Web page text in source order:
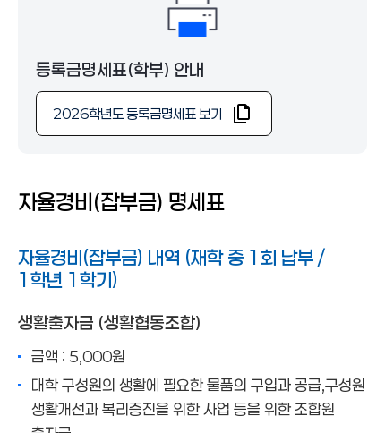
등록금명세표(학부) 안내
2026학년도 등록금명세표 보기
자율경비(잡부금) 명세표
자율경비(잡부금) 내역 (재학 중 1회 납부 /
1학년 1학기)
생활출자금 (생활협동조합)
금액 : 5,000원
대학 구성원의 생활에 필요한 물품의 구입과 공급,구성원
생활개선과 복리증진을 위한 사업 등을 위한 조합원